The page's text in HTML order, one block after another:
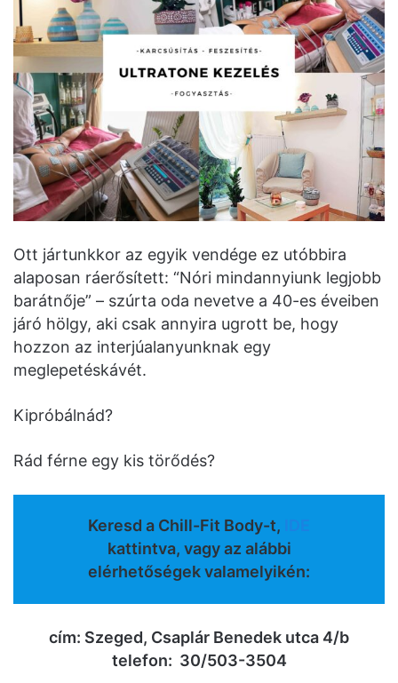
Ott jártunkkor az egyik vendége ez utóbbira
alaposan ráerősített: “Nóri mindannyiunk legjobb
barátnője” – szúrta oda nevetve a 40-es éveiben
járó hölgy, aki csak annyira ugrott be, hogy
hozzon az interjúalanyunknak egy
meglepetéskávét.
Kipróbálnád?
Rád férne egy kis törődés?
Keresd a Chill-Fit Body-t,
kattintva, vagy az alábbi
elérhetőségek valamelyikén:
cím: Szeged, Csaplár Benedek utca 4/b
telefon: 30/503-3504